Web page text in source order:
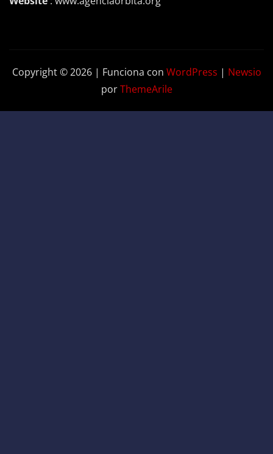
Copyright © 2026 | Funciona con WordPress | Newsio
porThemeArile